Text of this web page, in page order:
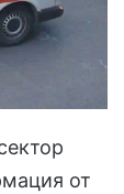
от